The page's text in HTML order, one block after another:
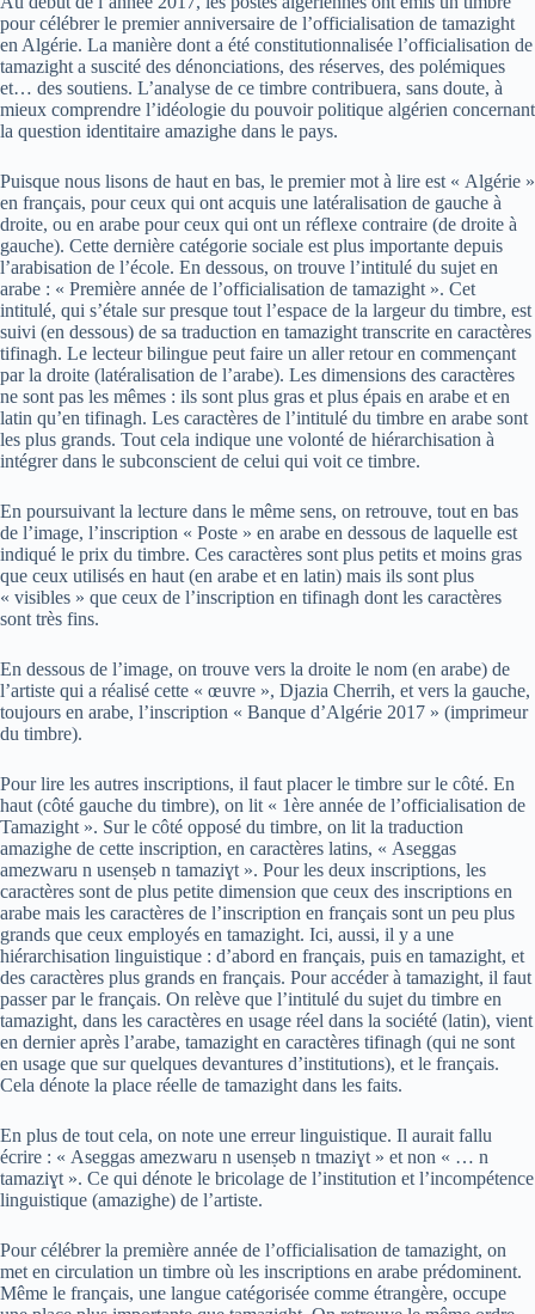
pour célébrer le premier anniversaire de l’officialisation de tamazight
en Algérie. La manière dont a été constitutionnalisée l’officialisation de
tamazight a suscité des dénonciations, des réserves, des polémiques
et… des soutiens. L’analyse de ce timbre contribuera, sans doute, à
mieux comprendre l’idéologie du pouvoir politique algérien concernant
la question identitaire amazighe dans le pays.
Puisque nous lisons de haut en bas, le premier mot à lire est « Algérie »
en français, pour ceux qui ont acquis une latéralisation de gauche à
droite, ou en arabe pour ceux qui ont un réflexe contraire (de droite à
gauche). Cette dernière catégorie sociale est plus importante depuis
l’arabisation de l’école. En dessous, on trouve l’intitulé du sujet en
arabe : « Première année de l’officialisation de tamazight ». Cet
intitulé, qui s’étale sur presque tout l’espace de la largeur du timbre, est
suivi (en dessous) de sa traduction en tamazight transcrite en caractères
tifinagh. Le lecteur bilingue peut faire un aller retour en commençant
par la droite (latéralisation de l’arabe). Les dimensions des caractères
ne sont pas les mêmes : ils sont plus gras et plus épais en arabe et en
latin qu’en tifinagh. Les caractères de l’intitulé du timbre en arabe sont
les plus grands. Tout cela indique une volonté de hiérarchisation à
intégrer dans le subconscient de celui qui voit ce timbre.
En poursuivant la lecture dans le même sens, on retrouve, tout en bas
de l’image, l’inscription « Poste » en arabe en dessous de laquelle est
indiqué le prix du timbre. Ces caractères sont plus petits et moins gras
que ceux utilisés en haut (en arabe et en latin) mais ils sont plus
« visibles » que ceux de l’inscription en tifinagh dont les caractères
sont très fins.
En dessous de l’image, on trouve vers la droite le nom (en arabe) de
l’artiste qui a réalisé cette « œuvre », Djazia Cherrih, et vers la gauche,
toujours en arabe, l’inscription « Banque d’Algérie 2017 » (imprimeur
du timbre).
Pour lire les autres inscriptions, il faut placer le timbre sur le côté. En
haut (côté gauche du timbre), on lit « 1ère année de l’officialisation de
Tamazight ». Sur le côté opposé du timbre, on lit la traduction
amazighe de cette inscription, en caractères latins, « Aseggas
amezwaru n usenṣeb n tamaziɣt ». Pour les deux inscriptions, les
caractères sont de plus petite dimension que ceux des inscriptions en
arabe mais les caractères de l’inscription en français sont un peu plus
grands que ceux employés en tamazight. Ici, aussi, il y a une
hiérarchisation linguistique : d’abord en français, puis en tamazight, et
des caractères plus grands en français. Pour accéder à tamazight, il faut
passer par le français. On relève que l’intitulé du sujet du timbre en
tamazight, dans les caractères en usage réel dans la société (latin), vient
en dernier après l’arabe, tamazight en caractères tifinagh (qui ne sont
en usage que sur quelques devantures d’institutions), et le français.
Cela dénote la place réelle de tamazight dans les faits.
En plus de tout cela, on note une erreur linguistique. Il aurait fallu
écrire : « Aseggas amezwaru n usenṣeb n tmaziɣt » et non « … n
tamaziɣt ». Ce qui dénote le bricolage de l’institution et l’incompétence
linguistique (amazighe) de l’artiste.
Pour célébrer la première année de l’officialisation de tamazight, on
met en circulation un timbre où les inscriptions en arabe prédominent.
Même le français, une langue catégorisée comme étrangère, occupe